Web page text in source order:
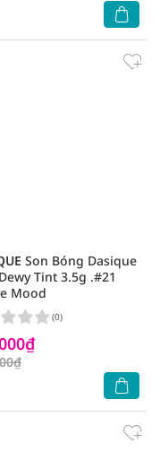
Son Bóng Dasique
Tint 3.5g .#21
Mood
(0)